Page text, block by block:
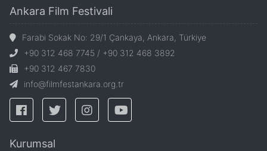
Ankara Film Festivali
Farabi Sokak No: 29/1 Çankaya, Ankara, Türkiye
+90 312 468 7745 / +90 312 468 3892
+90 312 467 7830
info@filmfestankara.org.tr
Kurumsal